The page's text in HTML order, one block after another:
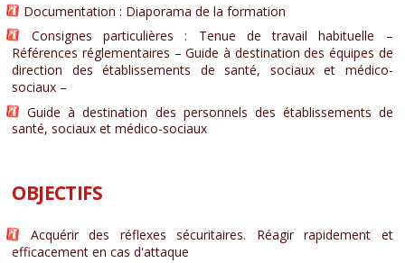
Documentation : Diaporama de la formation
Consignes particulières : Tenue de travail habituelle –
Références réglementaires – Guide à destination des équipes de
direction des établissements de santé, sociaux et médico-
sociaux –
Guide à destination des personnels des établissements de
santé, sociaux et médico-sociaux
OBJECTIFS
Acquérir des réflexes sécuritaires. Réagir rapidement et
efficacement en cas d'attaque